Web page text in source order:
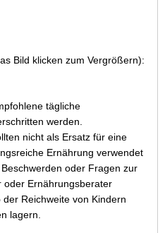
Bild klicken zum Vergrößern):
tägliche
werden.
nicht als Ersatz für eine
Ernährung verwendet
oder Fragen zur
oder Ernährungsberater
Reichweite von Kindern
lagern.